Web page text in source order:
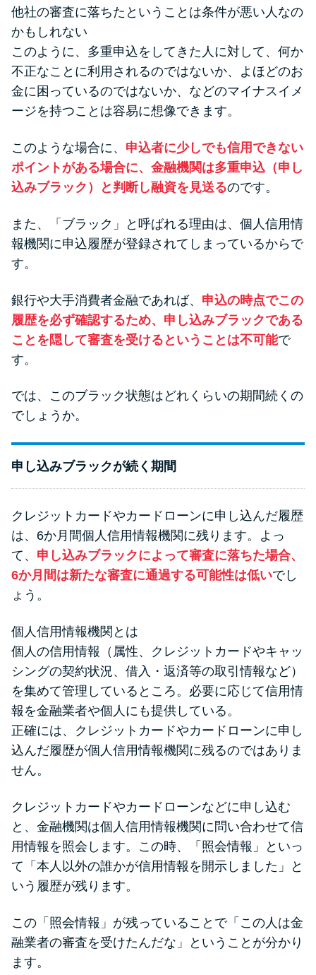
安や審査に通らない理由
ブラックでもお金を借りるに
は？3つの判断基準と工面法
アコムはブラックでも審査に通
る？ 自分がブラックか確かめる
方法
アコムとレイクどっちがいい
の？ カードローンの選び方を徹
プロミスの返済方法を徹底解
説！ もっとも便利でお得な返済
方法はどれ？
年収が低い＆他社借入があると
みずほ銀行カードローンの問い
せ方法
他社の審査に落ちたということは条件が悪い人なの
かもしれない
このように、多重申込をしてきた人に対して、何か
不正なことに利用されるのではないか、よほどのお
金に困っているのではないか、などのマイナスイメ
ージを持つことは容易に想像できます。
このような場合に、 申込者に少しでも信用できない
ポイントがある場合に、金融機関は多重申込（申し
込みブラック）と判断し融資を見送るのです。
また、「ブラック」と呼ばれる理由は、個人信用情
報機関に申込履歴が登録されてしまっているからで
す。
銀行や大手消費者金融であれば、 申込の時点でこの
履歴を必ず確認するため、申し込みブラックである
ことを隠して審査を受けるということは不可能で
す。
では、このブラック状態はどれくらいの期間続くの
でしょうか。
申し込みブラックが続く期間
クレジットカードやカードローンに申し込んだ履歴
は、6か月間個人信用情報機関に残ります。よっ
て、 申し込みブラックによって審査に落ちた場合、
6か月間は新たな審査に通過する可能性は低いでし
ょう。
個人信用情報機関とは
個人の信用情報（属性、クレジットカードやキャッ
シングの契約状況、借入・返済等の取引情報など）
を集めて管理しているところ。必要に応じて信用情
報を金融業者や個人にも提供している。
正確には、クレジットカードやカードローンに申し
込んだ履歴が個人信用情報機関に残るのではありま
せん。
クレジットカードやカードローンなどに申し込む
と、金融機関は個人信用情報機関に問い合わせて信
用情報を照会します。この時、「照会情報」といっ
て「本人以外の誰かが信用情報を開示しました」と
いう履歴が残ります。
この「照会情報」が残っていることで「この人は金
融業者の審査を受けたんだな」ということが分かり
ます。